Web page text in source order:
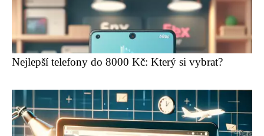
Nejlepší telefony do 8000 Kč: Který si vybrat?